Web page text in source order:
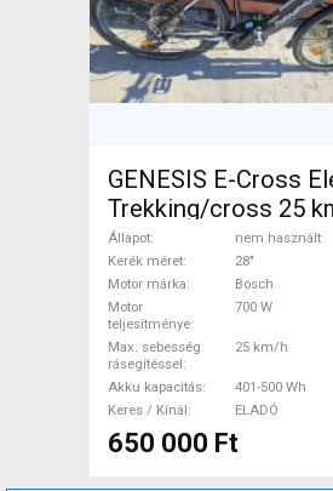
GENESIS E-Cross
Trekking/cross 25
Bosch 401-500 Wh
használt ELADÓ
Állapot
nem használt
Kerék méret
28"
Motor márka
Bosch
Motor
teljesítménye
700 W
Max. sebesség
rásegítéssel
25 km/h
Akku kapacitás
401-500 Wh
Keres / Kínál
ELADÓ
650 000 Ft